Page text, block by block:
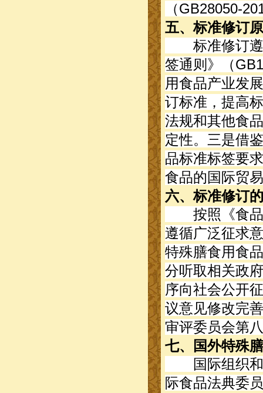
（GB28050-
五、标准修订
标准修订遵
签通则》（
用食品产业发
订标准，提高
法规和其他食
定性。三是借
品标准标签要
食品的国际贸
六、标准修订
按照《食品
遵循广泛征求
特殊膳食用食
分听取相关政
序向社会公开
议意见修改完
审评委员会第
七、国外特殊
国际组织和
际食品法典委